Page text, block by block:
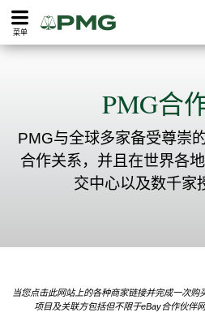
菜单
PMG合
PMG与全球多家备受尊崇
合作关系，并且在世界各
交中心以及数千家
当您点击此网站上的各种商家链接并完成一次购
项目及关联方包括但不限于eBay合作伙伴